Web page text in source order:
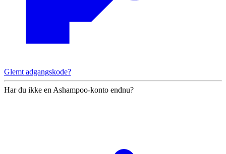
Glemt adgangskode?
Har du ikke en Ashampoo-konto endnu?